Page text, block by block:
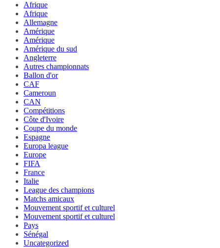
Afrique
Afrique
Allemagne
Amérique
Amérique
Amérique du sud
Angleterre
Autres championnats
Ballon d'or
CAF
Cameroun
CAN
Compétitions
Côte d'Ivoire
Coupe du monde
Espagne
Europa league
Europe
FIFA
France
Italie
League des champions
Matchs amicaux
Mouvement sportif et culturel
Mouvement sportif et culturel
Pays
Sénégal
Uncategorized